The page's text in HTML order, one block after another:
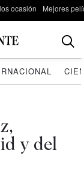
ocasión Mejores
y del